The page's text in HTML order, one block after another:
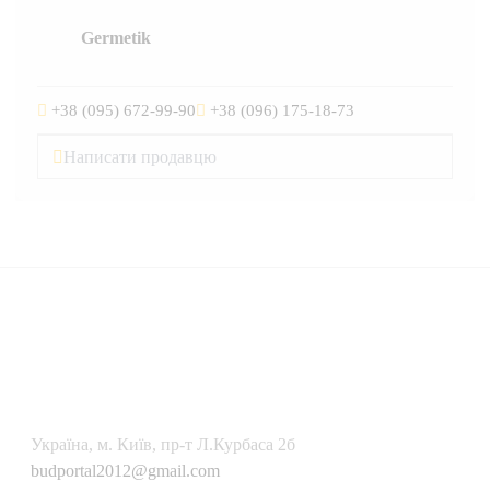
Germetik
+38 (095) 672-99-90 +38 (096) 175-18-73
Написати продавцю
Українa, м. Київ, пр-т Л.Курбаса 2б
budportal2012@gmail.com